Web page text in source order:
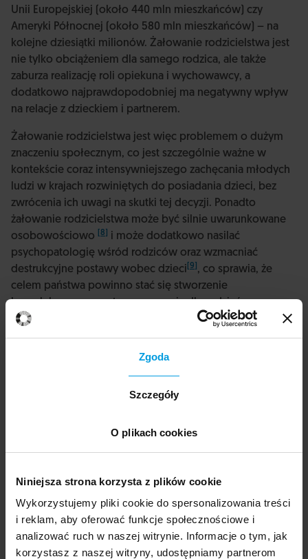
Zgoda
Szczegóły
O plikach cookies
Niniejsza strona korzysta z plików cookie
Wykorzystujemy pliki cookie do spersonalizowania treści
i reklam, aby oferować funkcje społecznościowe i
analizować ruch w naszej witrynie. Informacje o tym, jak
korzystasz z naszej witryny, udostępniamy partnerom
Unii Europejskiej (około 440 mln mieszkańców) czy
Ameryki Północnej (około 580 mln mieszkańców) – na
kolejne dziesiątki milionów. Żałowanie rodzicielstwa jest
nie tylko obciążeniem dla samego rodzica, ale także
zaburza realizację roli opiekuna i wychowawcy, a
dodatkowo najprawdopodobniej ma negatywny wpływ
na relacje z dzieckiem i partnerem.
Żałowanie rodzicielstwa jest więc problemem o dużym
znaczeniu społecznym, co jest szczególnie ważne w
kontekście coraz intensywniejszego zachęcania młodych
ludzi w krajach rozwiniętych do posiadania dzieci, bez
zwrócenia ich uwagi na skutki tej decyzji. Ponadto
żałowanie rodzicielstwa może być silnie uwarunkowane
osobowościowo
[8]
i może dodatkowo nasilać
psychopatologię wśród rodziców oraz wzmacniać
destrukcyjne postawy wobec dzieci [9] , co sprawia, że
celem państwa powinno stać się stworzenie
kompleksowego systemu wsparcia dla rodziców,
zwłaszcza wychowujących małe dzieci.